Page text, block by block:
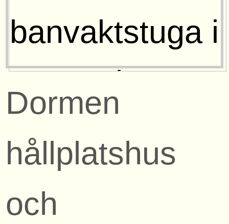
Dormen
hållplatshus
och